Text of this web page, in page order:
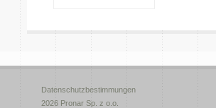
Datenschutzbestimmungen
2026 Pronar Sp. z o.o.